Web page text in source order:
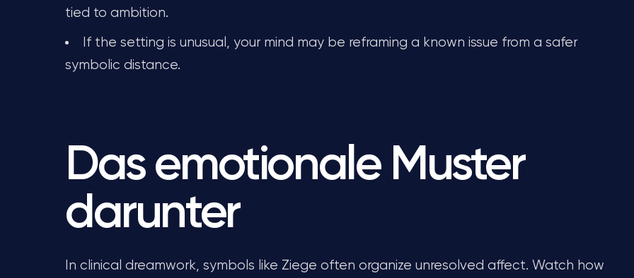
tied to ambition.
If the setting is unusual, your mind may be reframing a known issue from a safer
symbolic distance.
Das emotionale Muster
darunter
In clinical dreamwork, symbols like Ziege often organize unresolved affect. Watch how